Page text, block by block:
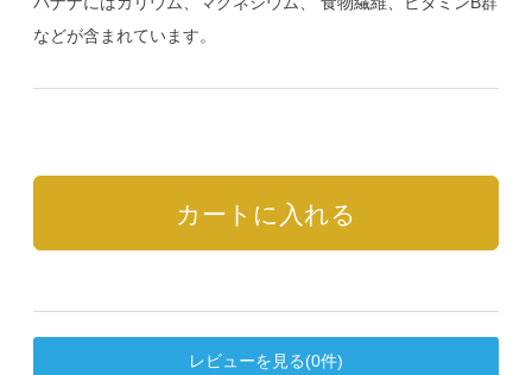
などが含まれています。
レビューを見る(0件)